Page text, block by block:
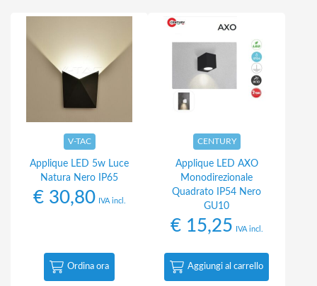
V-TAC
Applique LED 5w Luce
Natura Nero IP65
€30,80 IVA incl.
Ordina ora
CENTURY
Applique LED AXO
Monodirezionale
Quadrato IP54 Nero
GU10
€15,25 IVA incl.
Aggiungi al carrello